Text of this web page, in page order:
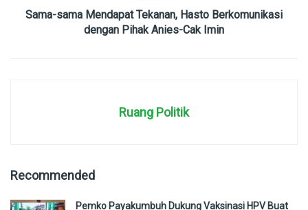
Sama-sama Mendapat Tekanan, Hasto Berkomunikasi
dengan Pihak Anies-Cak Imin
Ruang Politik
Recommended
Pemko Payakumbuh Dukung Vaksinasi HPV Buat